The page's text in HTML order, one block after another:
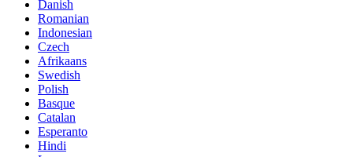
Danish
Romanian
Indonesian
Czech
Afrikaans
Swedish
Polish
Basque
Catalan
Esperanto
Hindi